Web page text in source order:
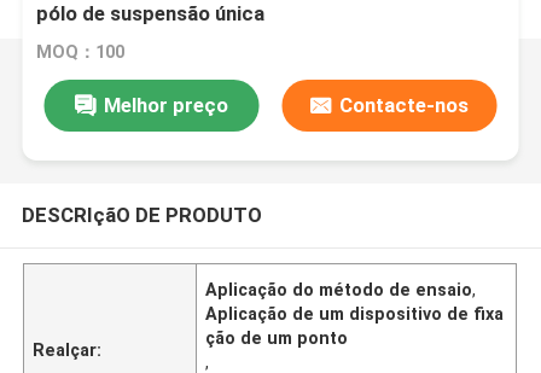
pólo de suspensão única
MOQ：100
Melhor preço Contacte-nos
DESCRIçãO DE PRODUTO
Realçar:
Aplicação do método de ensaio,
Aplicação de um dispositivo de fixa
ção de um ponto
,